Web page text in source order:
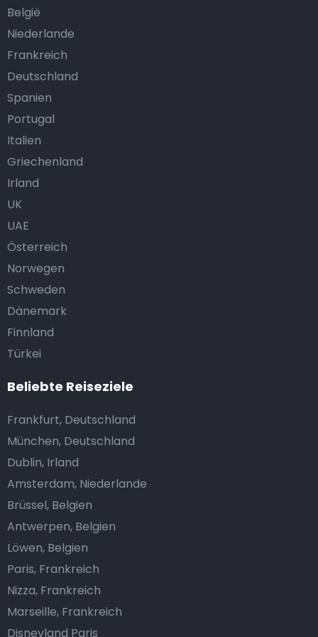
België
Niederlande
Frankreich
Deutschland
Spanien
Portugal
Italien
Griechenland
Irland
UK
UAE
Österreich
Norwegen
Schweden
Dänemark
Finnland
Türkei
Beliebte Reiseziele
Frankfurt, Deutschland
München, Deutschland
Dublin, Irland
Amsterdam, Niederlande
Brüssel, Belgien
Antwerpen, Belgien
Löwen, Belgien
Paris, Frankreich
Nizza, Frankreich
Marseille, Frankreich
Disneyland Paris